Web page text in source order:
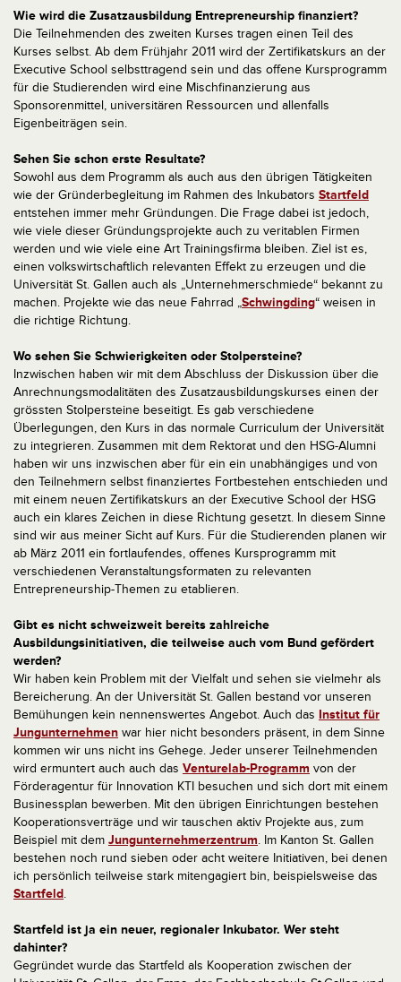
Wie wird die Zusatzausbildung Entrepreneurship finanziert?
Die Teilnehmenden des zweiten Kurses tragen einen Teil des
Kurses selbst. Ab dem Frühjahr 2011 wird der Zertifikatskurs an der
Executive School selbsttragend sein und das offene Kursprogramm
für die Studierenden wird eine Mischfinanzierung aus
Sponsorenmittel, universitären Ressourcen und allenfalls
Eigenbeiträgen sein.
Sehen Sie schon erste Resultate?
Sowohl aus dem Programm als auch aus den übrigen Tätigkeiten
wie der Gründerbegleitung im Rahmen des Inkubators Startfeld
entstehen immer mehr Gründungen. Die Frage dabei ist jedoch,
wie viele dieser Gründungsprojekte auch zu veritablen Firmen
werden und wie viele eine Art Trainingsfirma bleiben. Ziel ist es,
einen volkswirtschaftlich relevanten Effekt zu erzeugen und die
Universität St. Gallen auch als „Unternehmerschmiede“ bekannt zu
machen. Projekte wie das neue Fahrrad „Schwingding“ weisen in
die richtige Richtung.
Wo sehen Sie Schwierigkeiten oder Stolpersteine?
Inzwischen haben wir mit dem Abschluss der Diskussion über die
Anrechnungsmodalitäten des Zusatzausbildungskurses einen der
grössten Stolpersteine beseitigt. Es gab verschiedene
Überlegungen, den Kurs in das normale Curriculum der Universität
zu integrieren. Zusammen mit dem Rektorat und den HSG-Alumni
haben wir uns inzwischen aber für ein ein unabhängiges und von
den Teilnehmern selbst finanziertes Fortbestehen entschieden und
mit einem neuen Zertifikatskurs an der Executive School der HSG
auch ein klares Zeichen in diese Richtung gesetzt. In diesem Sinne
sind wir aus meiner Sicht auf Kurs. Für die Studierenden planen wir
ab März 2011 ein fortlaufendes, offenes Kursprogramm mit
verschiedenen Veranstaltungsformaten zu relevanten
Entrepreneurship-Themen zu etablieren.
Gibt es nicht schweizweit bereits zahlreiche
Ausbildungsinitiativen, die teilweise auch vom Bund gefördert
werden?
Wir haben kein Problem mit der Vielfalt und sehen sie vielmehr als
Bereicherung. An der Universität St. Gallen bestand vor unseren
Bemühungen kein nennenswertes Angebot. Auch das Institut für
Jungunternehmen war hier nicht besonders präsent, in dem Sinne
kommen wir uns nicht ins Gehege. Jeder unserer Teilnehmenden
wird ermuntert auch auch das Venturelab-Programm von der
Förderagentur für Innovation KTI besuchen und sich dort mit einem
Businessplan bewerben. Mit den übrigen Einrichtungen bestehen
Kooperationsverträge und wir tauschen aktiv Projekte aus, zum
Beispiel mit dem Jungunternehmerzentrum. Im Kanton St. Gallen
bestehen noch rund sieben oder acht weitere Initiativen, bei denen
ich persönlich teilweise stark mitengagiert bin, beispielsweise das
Startfeld.
Startfeld ist ja ein neuer, regionaler Inkubator. Wer steht
dahinter?
Gegründet wurde das Startfeld als Kooperation zwischen der